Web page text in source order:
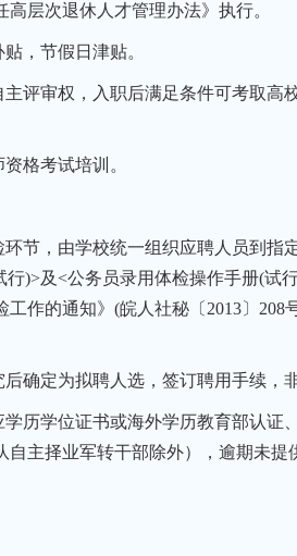
层次退休人才管理办法》执行。
，节假日津贴。
主评审权，入职后满足条件可考取
格考试培训。
环节，由学校统一组织应聘人员到
行)>及<公务员录用体检操作手册(试
作的通知》(皖人社秘〔2013〕
确定为拟聘人选，签订聘用手续，
学历学位证书或海外学历教育部认
主择业军转干部除外），逾期未提